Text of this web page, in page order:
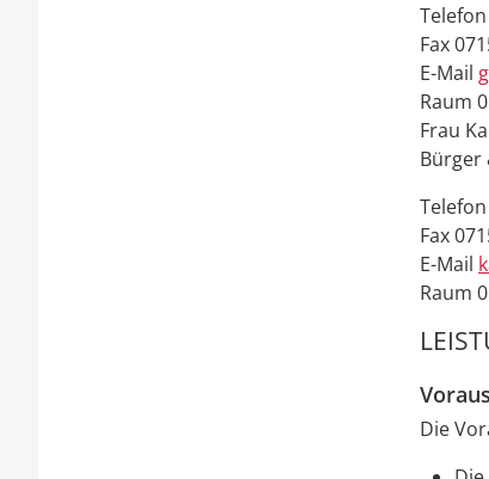
Telefon
Fax
E-Mail
Raum
Frau
Bürger
Telefon
Fax
E-Mail
Raum
Die